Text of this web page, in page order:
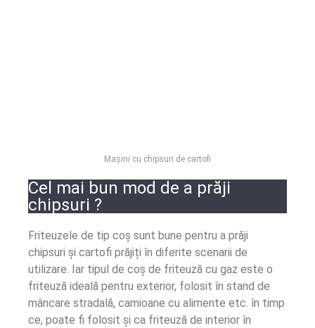
Mașini cu chipsuri de cartofi
Cel mai bun mod de a prăji
chipsuri ?
Friteuzele de tip coș sunt bune pentru a prăji
chipsuri și cartofi prăjiți în diferite scenarii de
utilizare. Iar tipul de coș de friteuză cu gaz este o
friteuză ideală pentru exterior, folosit în stand de
mâncare stradală, camioane cu alimente etc. în timp
ce, poate fi folosit și ca friteuză de interior în